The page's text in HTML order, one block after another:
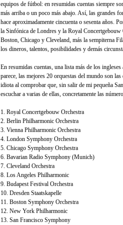
equipos de fútbol: en resumidas cuentas siempre
más arriba o un poco más abajo. Así, las grandes
hace aproximadamente cincuenta o sesenta años.
la Sinfónica de Londres y la Royal
Boston, Chicago y Cleveland, más la sempiterna
los dineros, talentos, posibilidades y demás
En resumidas cuentas, una lista más de los
parece, las mejores 20 orquestas del mundo son
idiota al comprobar que, sin salir de mi pequeña
escuchar a varias de ellas, concretamente las
1. Royal Concertgebouw Orchestra
2. Berlin Philharmonic Orchestra
3. Vienna Philharmonic Orchestra
4. London Symphony Orchestra
5. Chicago Symphony Orchestra
6. Bavarian Radio Symphony (Munich)
7. Cleveland Orchestra
8. Los Angeles Philharmonic
9. Budapest Festival Orchestra
10. Dresden Staatskapelle
11. Boston Symphony Orchestra
12. New York Philharmonic
13. San Francisco Symphony